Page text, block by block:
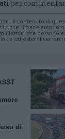
per
Il contenuto di
che rimane
lettori che possono
a siti esterni
di